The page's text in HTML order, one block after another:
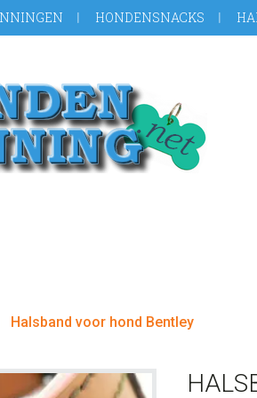
HONDENSNACKS
Halsband voor hond Bentley